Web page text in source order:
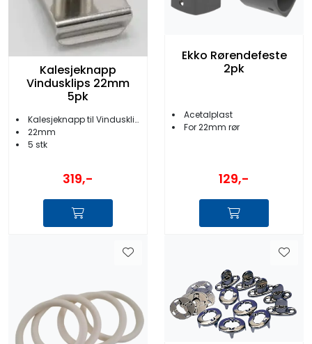
Kalesjeknapp
Vindusklips 22mm
5pk
Kalesjeknapp til Vindusklips
22mm
5 stk
319,-
Ekko Rørendefeste
2pk
Acetalplast
For 22mm rør
129,-